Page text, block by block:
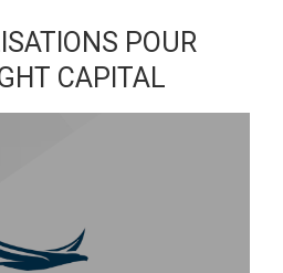
POUR
CAPITAL